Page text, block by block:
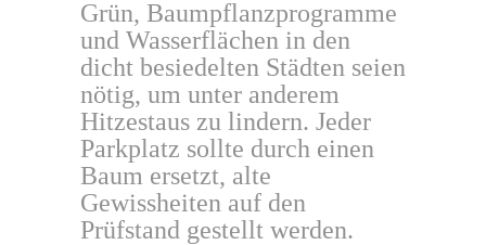
Grün, Baumpflanzprogramme
und Wasserflächen in den
dicht besiedelten Städten seien
nötig, um unter anderem
Hitzestaus zu lindern. Jeder
Parkplatz sollte durch einen
Baum ersetzt, alte
Gewissheiten auf den
Prüfstand gestellt werden.